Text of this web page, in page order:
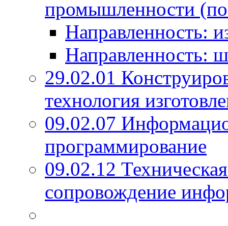
промышленности
Направленность:
Направленность:
29.02.01
технология
09.02.07
программирование
09.02.12
сопровождение